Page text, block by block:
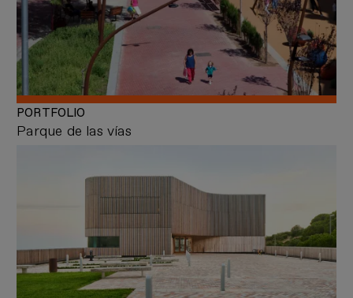
Parque de las vías
PORTFOLIO